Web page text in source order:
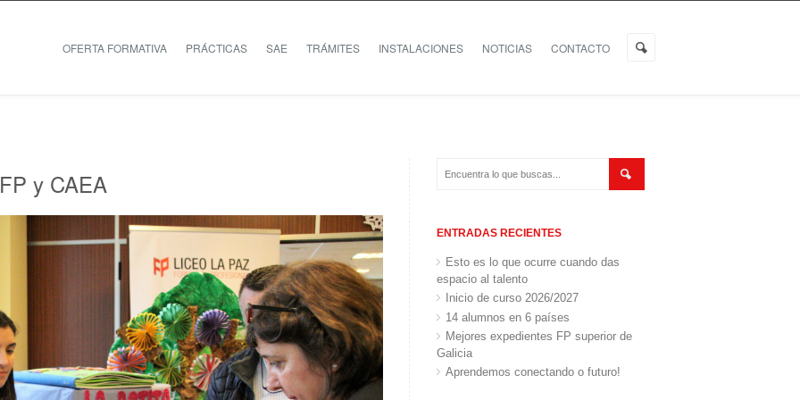
OFERTA FORMATIVA PRÁCTICAS SAE TRÁMITES INSTALACIONES NOTICIAS CONTACTO
y CAEA
ENTRADAS RECIENTES
Esto es lo que ocurre cuando das
espacio al talento
Inicio de curso 2026/2027
14 alumnos en 6 países
Mejores expedientes FP superior de
Galicia
Aprendemos conectando o futuro!